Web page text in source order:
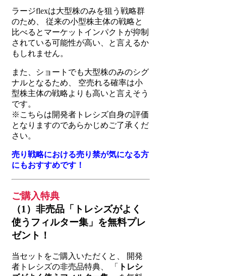
ラージflexは大型株のみを狙う戦略群
のため、 従来の小型株主体の戦略と
比べるとマーケットインパクトが抑制
されている可能性が高い、と言えるか
もしれません。
また、ショートでも大型株のみのシグ
ナルとなるため、 空売れる確率は小
型株主体の戦略よりも高いと言えそう
です。
※こちらは開発者トレシズ自身の評価
となりますのであらかじめご了承くだ
さい。
売り戦略における売り禁が気になる方
にもおすすめです！
ご購入特典
（1）非売品「トレシズがよく
使うフィルター集」を無料プレ
ゼント！
当セットをご購入いただくと、 開発
者トレシズの非売品特典、 「
トレシ